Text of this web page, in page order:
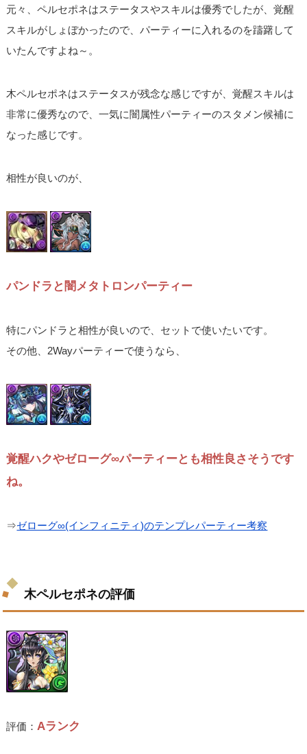
元々、ペルセポネはステータスやスキルは優秀でしたが、覚醒
スキルがしょぼかったので、パーティーに入れるのを躊躇して
いたんですよね～。
木ペルセポネはステータスが残念な感じですが、覚醒スキルは
非常に優秀なので、一気に闇属性パーティーのスタメン候補に
なった感じです。
相性が良いのが、
パンドラと闇メタトロンパーティー
特にパンドラと相性が良いので、セットで使いたいです。
その他、2Wayパーティーで使うなら、
覚醒ハクやゼローグ∞パーティーとも相性良さそうです
ね。
⇒ゼローグ∞(インフィニティ)のテンプレパーティー考察
木ペルセポネの評価
評価： Aランク